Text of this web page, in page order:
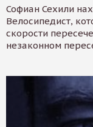
Софиан Сехили
Велосипедист,
скорости
незаконном